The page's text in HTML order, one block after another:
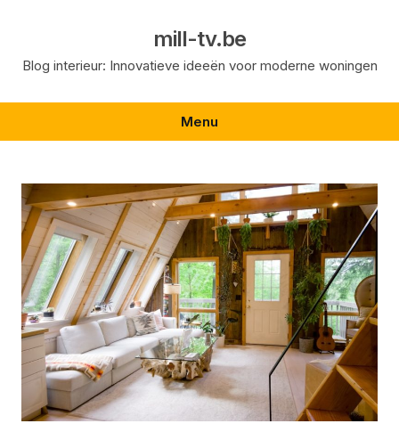
content
mill-tv.be
Blog interieur: Innovatieve ideeën voor moderne woningen
Menu